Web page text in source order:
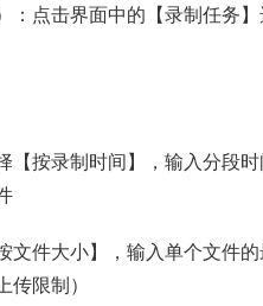
：点击界面中的【录制任务
【按录制时间】，输入分段
文件大小】，输入单个文件
传限制）